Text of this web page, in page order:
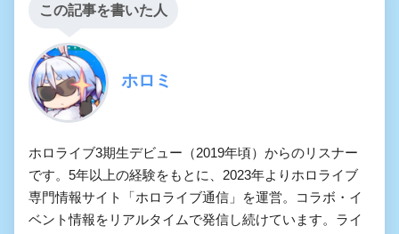
この記事を書いた人
ホロミ
ホロライブ3期生デビュー（2019年頃）からのリスナー
です。5年以上の経験をもとに、2023年よりホロライブ
専門情報サイト「ホロライブ通信」を運営。コラボ・イ
ベント情報をリアルタイムで発信し続けています。ライ